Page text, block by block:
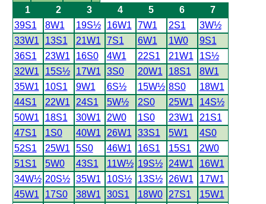
1
2 3 4 5 6
7
39S1
8W1 19S½ 16W1 7W1 2S1
3W½
33W1
13S1 21W1 7S1 6W1 1W0
9S1
36S1
23W1 16S0 4W1 22S1 21W1
1S½
32W1
15S½ 17W1 3S0 20W1 18S1
8W1
35W1
10S1 9W1 6S½ 15W½ 8S0
18W1
44S1
22W1 24S1 5W½ 2S0 25W1
14S½
50W1
18S1 30W1 2W0 1S0 23W1
21S1
47S1
1S0 40W1 26W1 33S1 5W1
4S0
52S1
25W1 5S0 46W1 16S1 15S1
2W0
51S1
5W0 43S1 11W½ 19S½ 24W1
16W1
34W½ 20S½ 35W1 10S½ 13S½ 26W1
17W1
45W1
17S0 38W1 30S1 18W0 27S1
15W1